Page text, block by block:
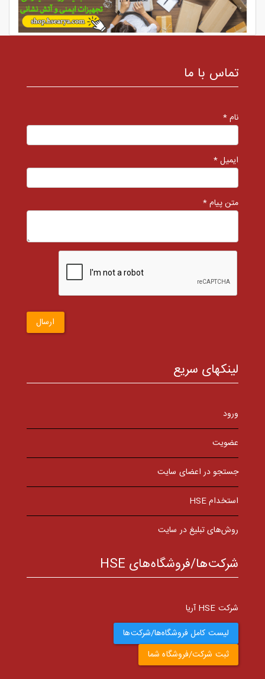
تماس با ما
نام *
ایمیل *
متن پیام *
ارسال
لینکهای سریع
ورود
عضویت
جستجو در اعضای سایت
استخدام HSE
روش‌های تبلیغ در سایت
شرکت‌ها/فروشگاه‌های HSE
شرکت HSE آریا
لیست کامل فروشگاه‌ها/شرکت‌ها
ثبت شرکت/فروشگاه شما